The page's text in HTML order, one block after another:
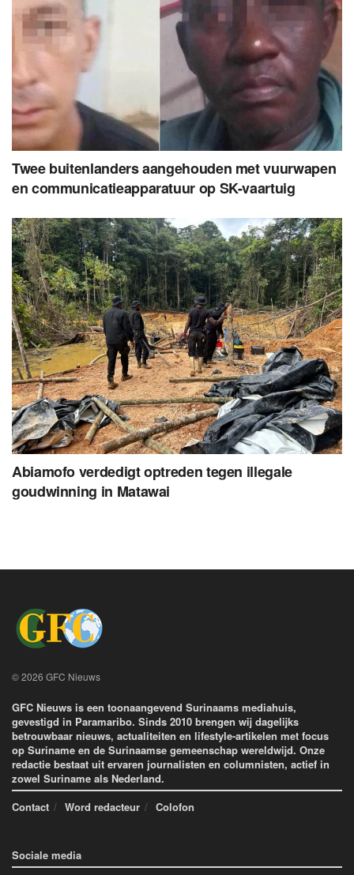
Twee buitenlanders aangehouden met vuurwapen
en communicatieapparatuur op SK-vaartuig
Abiamofo verdedigt optreden tegen illegale
goudwinning in Matawai
© 2026 GFC Nieuws
GFC Nieuws is een toonaangevend Surinaams mediahuis,
gevestigd in Paramaribo. Sinds 2010 brengen wij dagelijks
betrouwbaar nieuws, actualiteiten en lifestyle-artikelen met focus
op Suriname en de Surinaamse gemeenschap wereldwijd. Onze
redactie bestaat uit ervaren journalisten en columnisten, actief in
zowel Suriname als Nederland.
Contact
Word redacteur Colofon
Sociale media